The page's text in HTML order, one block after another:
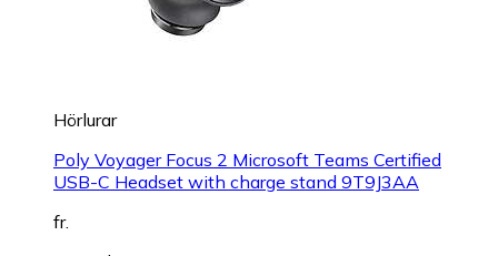
Hörlurar
Poly Voyager Focus 2 Microsoft Teams Certified
USB-C Headset with charge stand 9T9J3AA
fr.